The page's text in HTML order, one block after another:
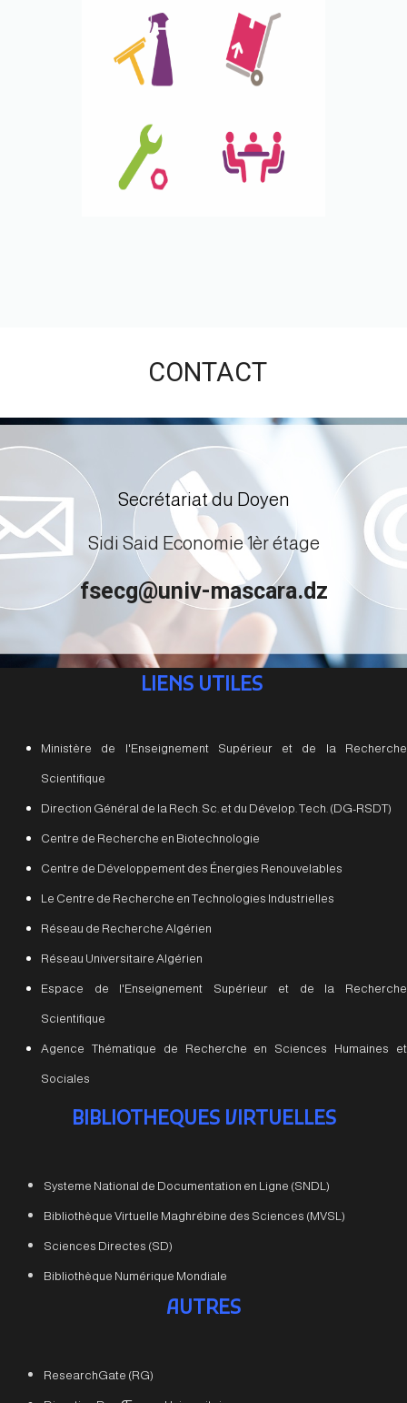
CONTACT
Secrétariat du Doyen
Sidi Said Economie 1èr étage
fsecg@univ-mascara.dz
LIENS UTILES
Ministère de l'Enseignement Supérieur et de la Recherche
Scientifique
Direction Général de la Rech. Sc. et du Dévelop. Tech. (DG-RSDT)
Centre de Recherche en Biotechnologie
Centre de Développement des Énergies Renouvelables
Le Centre de Recherche en Technologies Industrielles
Réseau de Recherche Algérien
Réseau Universitaire Algérien
Espace de l'Enseignement Supérieur et de la Recherche
Scientifique
Agence Thématique de Recherche en Sciences Humaines et
Sociales
BIBLIOTHEQUES VIRTUELLES
Systeme National de Documentation en Ligne (SNDL)
Bibliothèque Virtuelle Maghrébine des Sciences (MVSL)
Sciences Directes (SD)
Bibliothèque Numérique Mondiale
AUTRES
ResearchGate (RG)